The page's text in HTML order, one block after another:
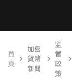
首
頁
加密
貨幣
新聞
监
管
政
策